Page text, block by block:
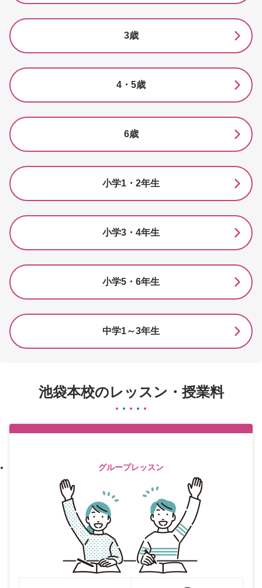
3歳
4・5歳
6歳
小学1・2年生
小学3・4年生
小学5・6年生
中学1～3年生
池袋本校のレッスン・授業料
グループレッスン